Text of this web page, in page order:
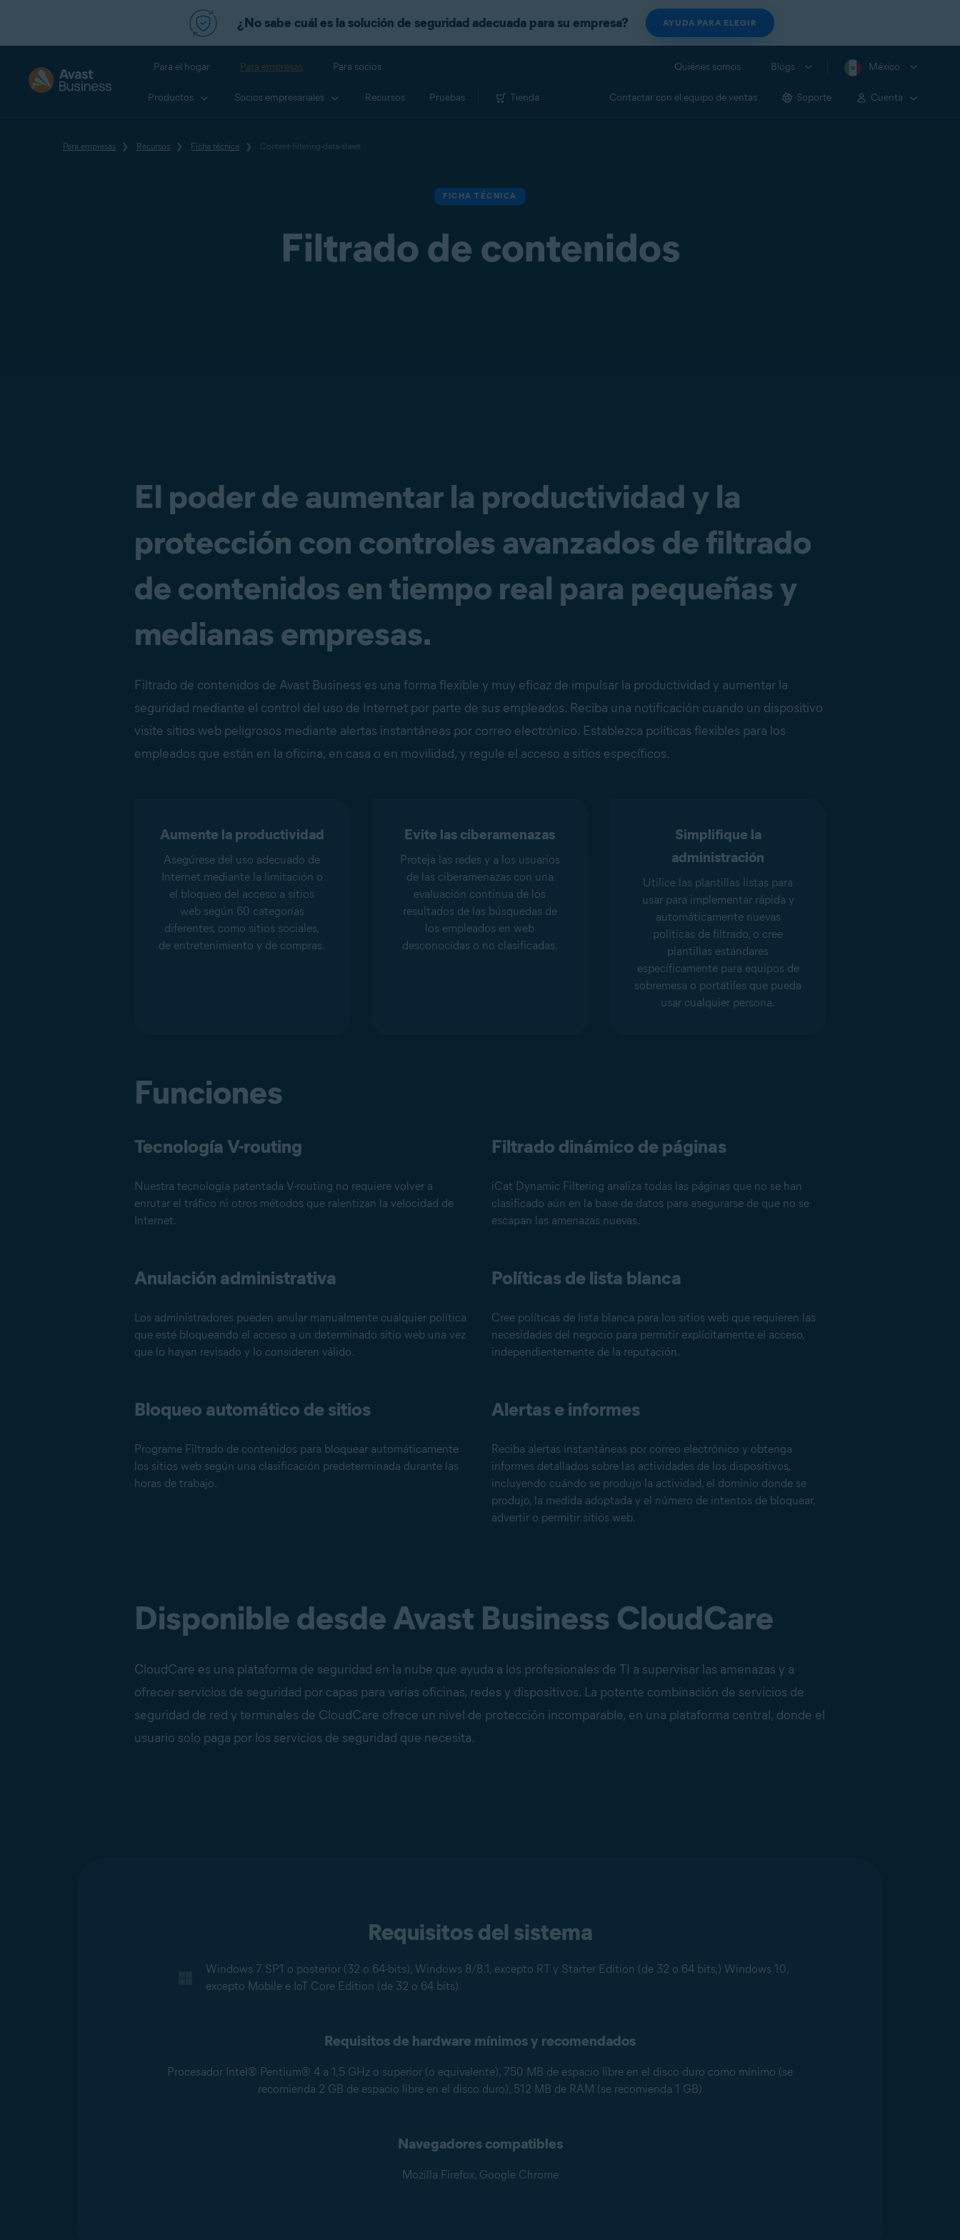
¿No sabe cuál es la solución de seguridad adecuada para su empresa? AYUDA PARA ELEGIR
Para el hogar Para empresas Para socios Quiénes somos Blogs México
Productos Socios empresariales Recursos Pruebas Tienda Contactar con el equipo de ventas Soporte Cuenta
Para empresas Recursos Ficha técnica Content-filtering-data-sheet
FICHA TÉCNICA
Filtrado de contenidos
El poder de aumentar la productividad y la
protección con controles avanzados de filtrado
de contenidos en tiempo real para pequeñas y
medianas empresas.
Filtrado de contenidos de Avast Business es una forma flexible y muy eficaz de impulsar la productividad y aumentar la
seguridad mediante el control del uso de Internet por parte de sus empleados. Reciba una notificación cuando un dispositivo
visite sitios web peligrosos mediante alertas instantáneas por correo electrónico. Establezca políticas flexibles para los
empleados que están en la oficina, en casa o en movilidad, y regule el acceso a sitios específicos.
Aumente la productividad
Asegúrese del uso adecuado de
Internet mediante la limitación o
el bloqueo del acceso a sitios
web según 60 categorías
diferentes, como sitios sociales,
de entretenimiento y de compras.
Evite las ciberamenazas
Proteja las redes y a los usuarios
de las ciberamenazas con una
evaluación continua de los
resultados de las búsquedas de
los empleados en web
desconocidas o no clasificadas.
Simplifique la
administración
Utilice las plantillas listas para
usar para implementar rápida y
automáticamente nuevas
políticas de filtrado, o cree
plantillas estándares
específicamente para equipos de
sobremesa o portátiles que pueda
usar cualquier persona.
Funciones
Tecnología V-routing
Nuestra tecnología patentada V-routing no requiere volver a
enrutar el tráfico ni otros métodos que ralentizan la velocidad de
Internet.
Anulación administrativa
Los administradores pueden anular manualmente cualquier política
que esté bloqueando el acceso a un determinado sitio web una vez
que lo hayan revisado y lo consideren válido.
Bloqueo automático de sitios
Programe Filtrado de contenidos para bloquear automáticamente
los sitios web según una clasificación predeterminada durante las
horas de trabajo.
Filtrado dinámico de páginas
iCat Dynamic Filtering analiza todas las páginas que no se han
clasificado aún en la base de datos para asegurarse de que no se
escapan las amenazas nuevas.
Políticas de lista blanca
Cree políticas de lista blanca para los sitios web que requieren las
necesidades del negocio para permitir explícitamente el acceso,
independientemente de la reputación.
Alertas e informes
Reciba alertas instantáneas por correo electrónico y obtenga
informes detallados sobre las actividades de los dispositivos,
incluyendo cuándo se produjo la actividad, el dominio donde se
produjo, la medida adoptada y el número de intentos de bloquear,
advertir o permitir sitios web.
Disponible desde Avast Business CloudCare
CloudCare es una plataforma de seguridad en la nube que ayuda a los profesionales de TI a supervisar las amenazas y a
ofrecer servicios de seguridad por capas para varias oficinas, redes y dispositivos. La potente combinación de servicios de
seguridad de red y terminales de CloudCare ofrece un nivel de protección incomparable, en una plataforma central, donde el
usuario solo paga por los servicios de seguridad que necesita.
Requisitos del sistema
Windows 7 SP1 o posterior (32 o 64-bits), Windows 8/8.1, excepto RT y Starter Edition (de 32 o 64 bits,) Windows 10,
excepto Mobile e IoT Core Edition (de 32 o 64 bits)
Requisitos de hardware mínimos y recomendados
Procesador Intel® Pentium® 4 a 1,5 GHz o superior (o equivalente), 750 MB de espacio libre en el disco duro como mínimo (se
recomienda 2 GB de espacio libre en el disco duro), 512 MB de RAM (se recomienda 1 GB)
Navegadores compatibles
Mozilla Firefox, Google Chrome